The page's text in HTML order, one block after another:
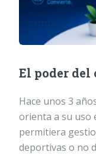
El poder del
Hace unos 3
orienta a su uso
permitiera
deportivas o no